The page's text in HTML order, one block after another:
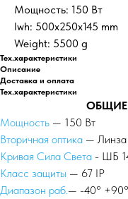
Мощность: 150 Вт
lwh: 500x250x145 mm
Weight: 5500 g
Тех.характеристики
Описание
Доставка и оплата
Тех.характеристики
ОБЩИЕ
Мощность — 150 Вт
Вторичная оптика — Линза
Кривая Сила Света - ШБ
Класс защиты — 67 IP
Диапазон раб.— -40° +90°